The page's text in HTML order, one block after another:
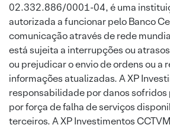
02.332.886/0001-04, é uma
autorizada a funcionar pelo Banco
comunicação através de rede
está sujeita a interrupções ou
ou prejudicar o envio de ordens ou a
informações atualizadas. A XP
responsabilidade por danos sofridos
por força de falha de serviços
terceiros. A XP Investimentos